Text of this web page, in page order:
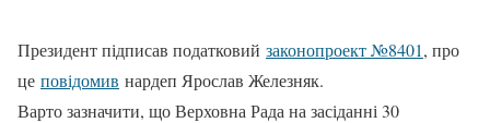
Президент підписав податковий законопроект №8401, про
це повідомив нардеп Ярослав Железняк.
Варто зазначити, що Верховна Рада на засіданні 30